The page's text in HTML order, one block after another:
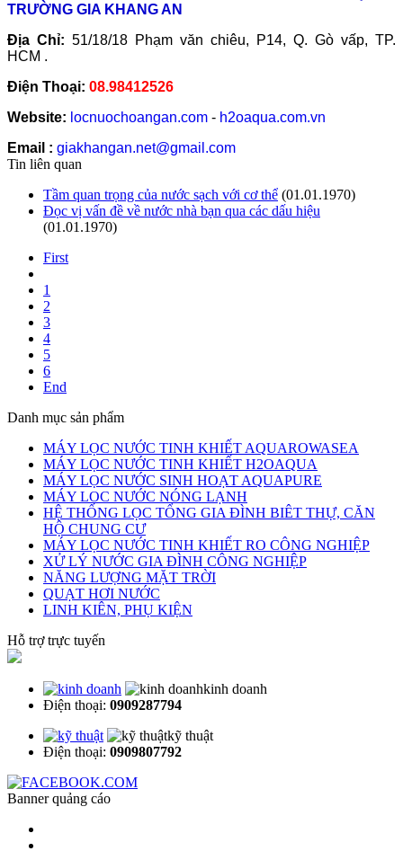
TRƯỜNG GIA KHANG AN
Địa Chỉ: 51/18/18 Phạm văn chiêu, P14, Q. Gò vấp, TP.
HCM .
Điện Thoại: 08.98412526
Website: locnuochoangan.com - h2oaqua.com.vn
Email : giakhangan.net@gmail.com
Tin liên quan
Tầm quan trọng của nước sạch với cơ thể (01.01.1970)
Đọc vị vấn đề về nước nhà bạn qua các dấu hiệu
(01.01.1970)
First
1
2
3
4
5
6
End
Danh mục sản phẩm
MÁY LỌC NƯỚC TINH KHIẾT AQUAROWASEA
MÁY LỌC NƯỚC TINH KHIẾT H2OAQUA
MÁY LỌC NƯỚC SINH HOẠT AQUAPURE
MÁY LOC NƯỚC NÓNG LẠNH
HỆ THỐNG LỌC TỔNG GIA ĐÌNH BIÊT THỰ, CĂN
HỘ CHUNG CƯ
MÁY LỌC NƯỚC TINH KHIẾT RO CÔNG NGHIỆP
XỬ LÝ NƯỚC GIA ĐÌNH CÔNG NGHIỆP
NĂNG LƯỢNG MẶT TRỜI
QUẠT HƠI NƯỚC
LINH KIÊN, PHỤ KIỆN
Hỗ trợ trực tuyến
kinh doanh
Điện thoại: 0909287794
kỹ thuật
Điện thoại: 0909807792
Banner quảng cáo